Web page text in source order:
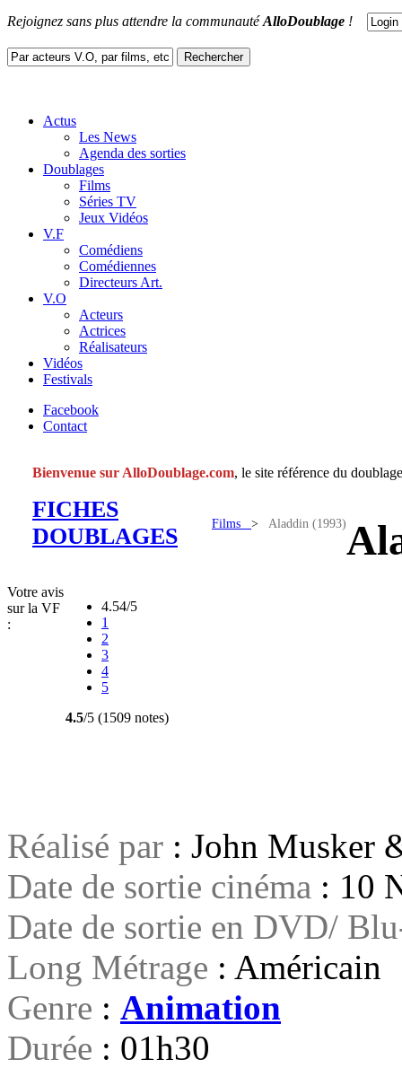
Rejoignez sans plus attendre la communautéAlloDoublage !
Actus
Les News
Agenda des sorties
Doublages
Films
Séries TV
Jeux Vidéos
V.F
Comédiens
Comédiennes
Directeurs Art.
V.O
Acteurs
Actrices
Réalisateurs
Vidéos
Festivals
Facebook
Contact
Bienvenue sur AlloDoublage.com, le site référence du
FICHES
DOUBLAGES
Films > Aladdin (1993)
Votre avis
sur la VF
:
4.54/5
1
2
3
4
5
4.5/5 (1509 notes)
Réalisé par : John Musker
Date de sortie cinéma : 10
Date de sortie en DVD/
Long Métrage : Américain
Genre : Animation
Durée : 01h30